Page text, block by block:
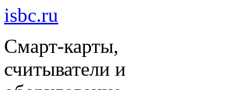
isbc.ru
Смарт-карты,
считыватели и